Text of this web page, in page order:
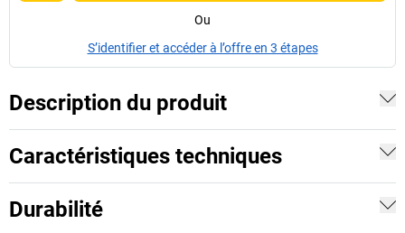
Ou
S’identifier et accéder à l’offre en 3 étapes
Description du produit
Caractéristiques techniques
Durabilité